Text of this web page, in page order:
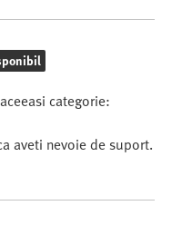
categorie:
aveti nevoie de suport.